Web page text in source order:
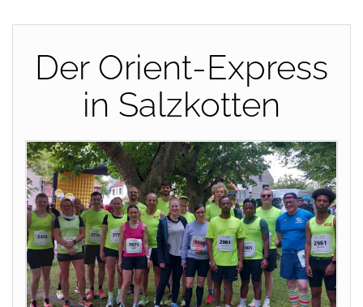
Der Orient-Express
in Salzkotten